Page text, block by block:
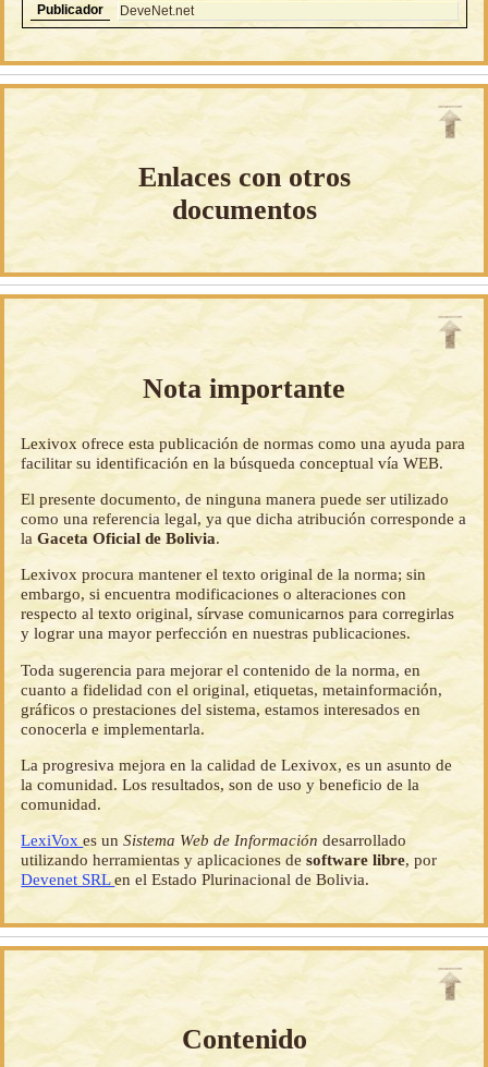
Publicador
DeveNet.net
Enlaces con otros
documentos
Nota importante
Lexivox ofrece esta publicación de normas como una ayuda para
facilitar su identificación en la búsqueda conceptual vía WEB.
El presente documento, de ninguna manera puede ser utilizado
como una referencia legal, ya que dicha atribución corresponde a
laGaceta Oficial de Bolivia.
Lexivox procura mantener el texto original de la norma; sin
embargo, si encuentra modificaciones o alteraciones con
respecto al texto original, sírvase comunicarnos para corregirlas
y lograr una mayor perfección en nuestras publicaciones.
Toda sugerencia para mejorar el contenido de la norma, en
cuanto a fidelidad con el original, etiquetas, metainformación,
gráficos o prestaciones del sistema, estamos interesados en
conocerla e implementarla.
La progresiva mejora en la calidad de Lexivox, es un asunto de
la comunidad. Los resultados, son de uso y beneficio de la
comunidad.
LexiVoxes unSistema Web de Información desarrollado
utilizando herramientas y aplicaciones desoftware libre, por
Devenet SRLen el Estado Plurinacional de Bolivia.
Contenido